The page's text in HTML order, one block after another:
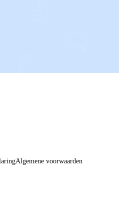
Algemene voorwaarden